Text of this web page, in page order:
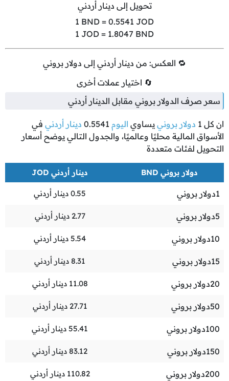
تحويل إلى دينار أردني
1 BND = 0.5541 JOD
1 JOD = 1.8047 BND
🔁 العكس: من دينار أردني إلى دولار بروني
🔄 اختيار عملات أخرى
سعر صرف الدولار بروني مقابل الدينار أردني
ان كل 1 دولار بروني يساوي اليوم 0.5541 دينار أردني في
الأسواق المالية محليًا وعالميًا، والجدول التالي يوضح أسعار
التحويل لفئات متعددة
دولار بروني BND دينار أردني JOD
1دولار بروني 0.55 دينار أردني
5دولار بروني 2.77 دينار أردني
10دولار بروني 5.54 دينار أردني
15دولار بروني 8.31 دينار أردني
20دولار بروني 11.08 دينار أردني
50دولار بروني 27.71 دينار أردني
100دولار بروني 55.41 دينار أردني
150دولار بروني 83.12 دينار أردني
200دولار بروني 110.82 دينار أردني